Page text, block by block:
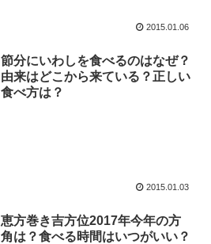
2015.01.06
節分にいわしを食べるのはなぜ？
由来はどこから来ている？正しい
食べ方は？
2015.01.03
恵方巻き吉方位2017年今年の方
角は？食べる時間はいつがいい？